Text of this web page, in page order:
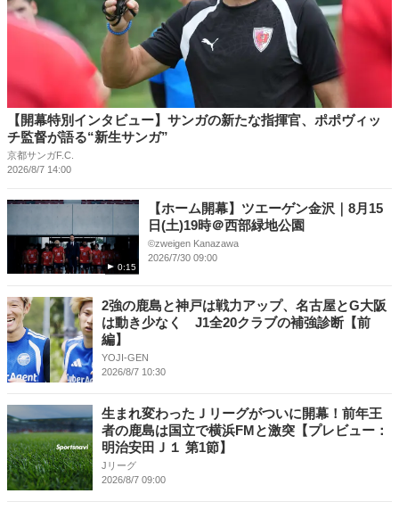
【開幕特別インタビュー】サンガの新たな指揮官、ポポヴィッ
チ監督が語る“新生サンガ”
京都サンガF.C.
2026/8/7 14:00
0:15
【ホーム開幕】ツエーゲン金沢｜8月15
日(土)19時＠西部緑地公園
©︎zweigen Kanazawa
2026/7/30 09:00
2強の鹿島と神戸は戦力アップ、名古屋とG大阪
は動き少なく J1全20クラブの補強診断【前
編】
YOJI-GEN
2026/8/7 10:30
生まれ変わったＪリーグがついに開幕！前年王
者の鹿島は国立で横浜FMと激突【プレビュー：
明治安田Ｊ１ 第1節】
Jリーグ
2026/8/7 09:00